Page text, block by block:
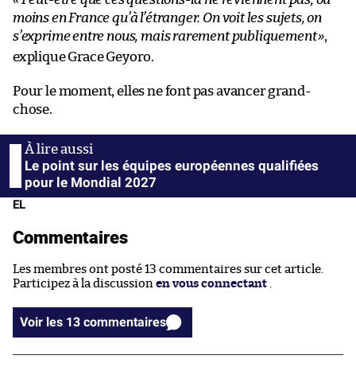
moins en France qu’à l’étranger. On voit les sujets, on
s’exprime entre nous, mais rarement publiquement»,
explique Grace Geyoro.
Pour le moment, elles ne font pas avancer grand-
chose.
Le point sur les équipes européennes qualifiées
pour le Mondial 2027
EL
Commentaires
Les membres ont posté 13 commentaires sur cet article.
Participez à la discussion en vous connectant
Voir les 13 commentaires